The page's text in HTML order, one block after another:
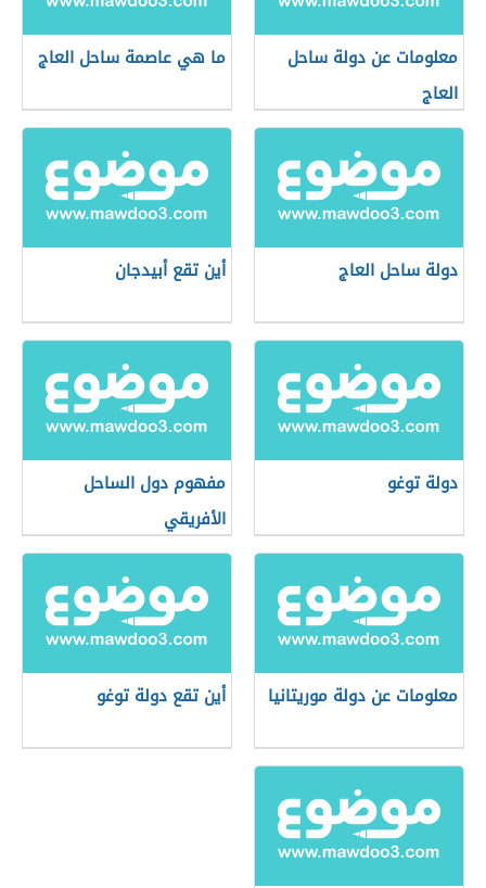
معلومات عن دولة ساحل
العاج
ما هي عاصمة ساحل العاج
دولة ساحل العاج أين تقع أبيدجان
دولة توغو
مفهوم دول الساحل
الأفريقي
معلومات عن دولة موريتانيا أين تقع دولة توغو